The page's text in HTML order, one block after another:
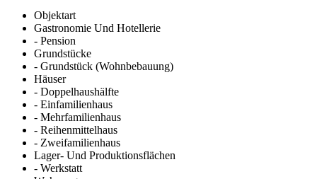
Objektart
Gastronomie Und Hotellerie
- Pension
Grundstücke
- Grundstück (Wohnbebauung)
Häuser
- Doppelhaushälfte
- Einfamilienhaus
- Mehrfamilienhaus
- Reihenmittelhaus
- Zweifamilienhaus
Lager- Und Produktionsflächen
- Werkstatt